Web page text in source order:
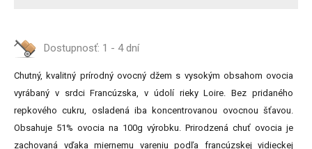
Dostupnosť: 1 - 4 dní
Chutný, kvalitný prírodný ovocný džem s vysokým obsahom ovocia
vyrábaný v srdci Francúzska, v údolí rieky Loire. Bez pridaného
repkového cukru, osladená iba koncentrovanou ovocnou šťavou.
Obsahuje 51% ovocia na 100g výrobku. Prirodzená chuť ovocia je
zachovaná vďaka miernemu vareniu podľa francúzskej vidieckej